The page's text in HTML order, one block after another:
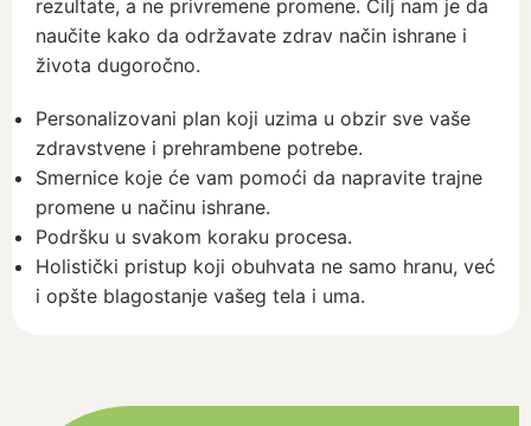
rezultate, a ne privremene promene. Cilj nam je da
naučite kako da održavate zdrav način ishrane i
života dugoročno.
Personalizovani plan koji uzima u obzir sve vaše
zdravstvene i prehrambene potrebe.
Smernice koje će vam pomoći da napravite trajne
promene u načinu ishrane.
Podršku u svakom koraku procesa.
Holistički pristup koji obuhvata ne samo hranu, već
i opšte blagostanje vašeg tela i uma.